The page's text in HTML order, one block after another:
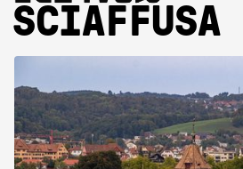
SCIAFFUSA